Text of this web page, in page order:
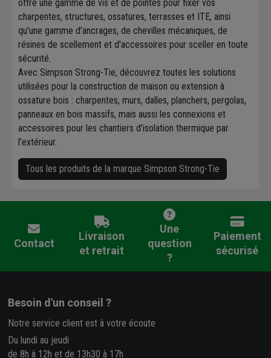
offre une gamme de vis et de pointes pour fixer vos
charpentes, structures, ossatures, terrasses et ITE, ainsi
qu'une gamme d’ancrages, de chevilles mécaniques, de
résines de scellement et d'accessoires pour sceller en toute
sécurité.
Avec Simpson Strong-Tie, découvrez toutes les solutions
utilisées pour la construction de maison ou extension à
ossature bois : charpentes, murs, dalles, planchers, pergolas,
panneaux en bois massifs, mais aussi les connexions et
accessoires pour les chantiers d’isolation thermique par
l’extérieur.
Tous les produits de la marque Simpson Strong-Tie
Contact
Livraison
et retrait
Une
question
?
Paiement
sécurisé
Besoin d'un conseil ?
Notre service client est à votre écoute
Du lundi au jeudi
de 8h à 12h et de 13h30 à 17h